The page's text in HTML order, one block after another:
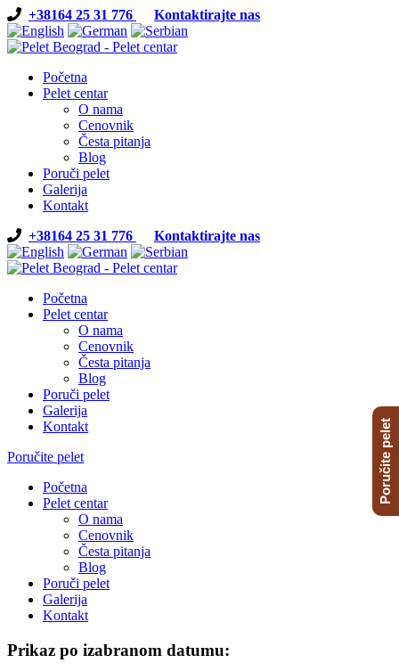
+38164 25 31 776 Kontaktirajte nas
Početna
Pelet centar
O nama
Cenovnik
Česta pitanja
Blog
Poruči pelet
Galerija
Kontakt
+38164 25 31 776
Kontaktirajte nas
Početna
Pelet centar
O nama
Cenovnik
Česta pitanja
Blog
Poruči pelet
Galerija
Kontakt
Poručite pelet
Početna
Pelet centar
O nama
Cenovnik
Česta pitanja
Blog
Poruči pelet
Galerija
Kontakt
Prikaz po izabranom datumu:
Poručite pelet